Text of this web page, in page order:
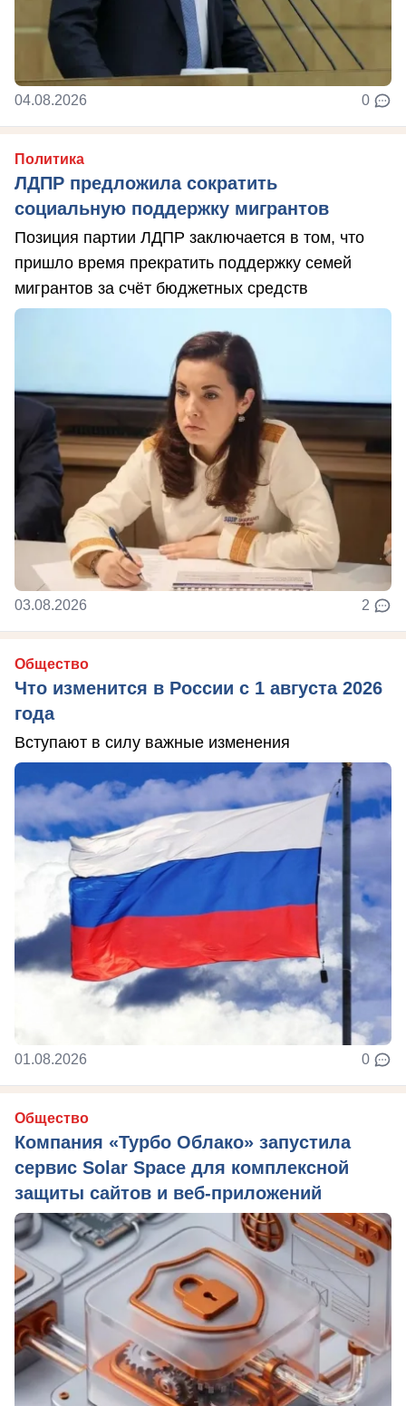
04.08.2026 0
Политика
ЛДПР предложила сократить
социальную поддержку мигрантов
Позиция партии ЛДПР заключается в том, что
пришло время прекратить поддержку семей
мигрантов за счёт бюджетных средств
03.08.2026 2
Общество
Что изменится в России с 1 августа 2026
года
Вступают в силу важные изменения
01.08.2026 0
Общество
Компания «Турбо Облако» запустила
сервис Solar Space для комплексной
защиты сайтов и веб-приложений